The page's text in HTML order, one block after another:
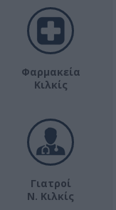
Φαρμακεία
Κιλκίς
Γιατροί
Ν. Κιλκίς